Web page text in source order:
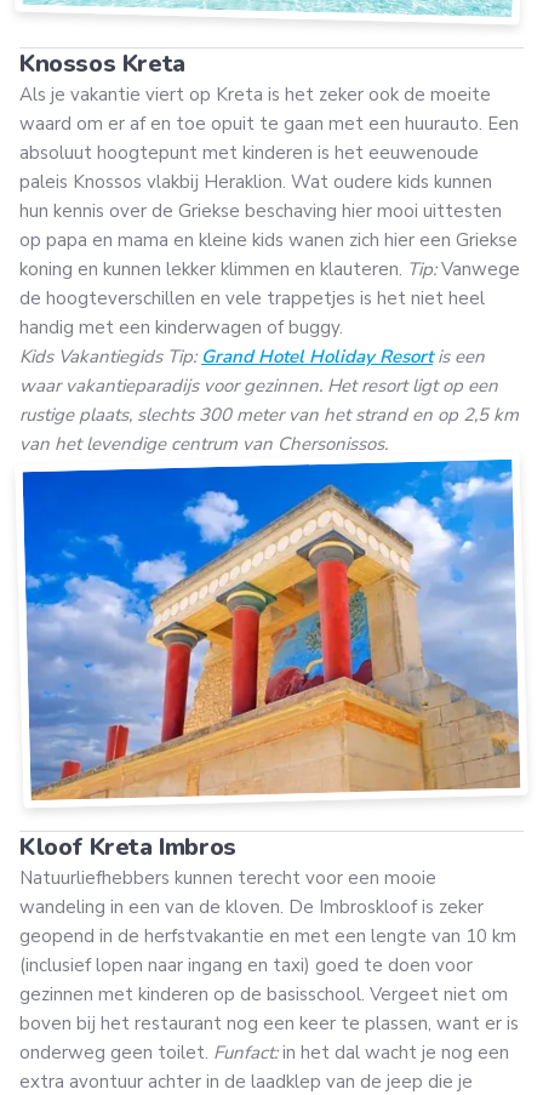
Knossos Kreta
Als je vakantie viert op Kreta is het zeker ook de moeite
waard om er af en toe opuit te gaan met een huurauto. Een
absoluut hoogtepunt met kinderen is het eeuwenoude
paleis Knossos vlakbij Heraklion. Wat oudere kids kunnen
hun kennis over de Griekse beschaving hier mooi uittesten
op papa en mama en kleine kids wanen zich hier een Griekse
koning en kunnen lekker klimmen en klauteren. Tip:Vanwege
de hoogteverschillen en vele trappetjes is het niet heel
handig met een kinderwagen of buggy.
Kids Vakantiegids Tip: Grand Hotel Holiday Resortis een
waar vakantieparadijs voor gezinnen. Het resort ligt op een
rustige plaats, slechts 300 meter van het strand en op 2,5 km
van het levendige centrum van Chersonissos.
Kloof Kreta Imbros
Natuurliefhebbers kunnen terecht voor een mooie
wandeling in een van de kloven. De Imbroskloof is zeker
geopend in de herfstvakantie en met een lengte van 10 km
(inclusief lopen naar ingang en taxi) goed te doen voor
gezinnen met kinderen op de basisschool. Vergeet niet om
boven bij het restaurant nog een keer te plassen, want er is
onderweg geen toilet. Funfact:in het dal wacht je nog een
extra avontuur achter in de laadklep van de jeep die je